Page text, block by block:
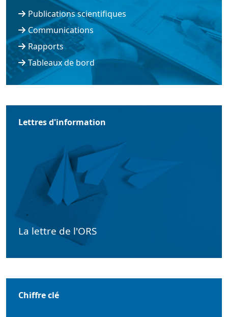
Publications scientifiques
Communications
Rapports
Tableaux de bord
Lettres d'information
La lettre de l'ORS
Chiffre clé